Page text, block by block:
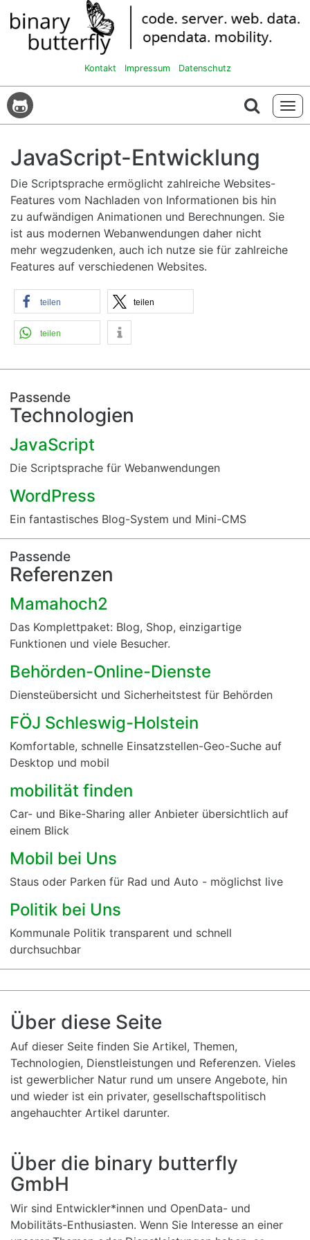
Kontakt Impressum Datenschutz
JavaScript-Entwicklung
Die Scriptsprache ermöglicht zahlreiche Websites-
Features vom Nachladen von Informationen bis hin
zu aufwändigen Animationen und Berechnungen. Sie
ist aus modernen Webanwendungen daher nicht
mehr wegzudenken, auch ich nutze sie für zahlreiche
Features auf verschiedenen Websites.
teilen teilen
teilen
Passende
Technologien
JavaScript
Die Scriptsprache für Webanwendungen
WordPress
Ein fantastisches Blog-System und Mini-CMS
Passende
Referenzen
Mamahoch2
Das Komplettpaket: Blog, Shop, einzigartige
Funktionen und viele Besucher.
Behörden-Online-Dienste
Diensteübersicht und Sicherheitstest für Behörden
FÖJ Schleswig-Holstein
Komfortable, schnelle Einsatzstellen-Geo-Suche auf
Desktop und mobil
mobilität finden
Car- und Bike-Sharing aller Anbieter übersichtlich auf
einem Blick
Mobil bei Uns
Staus oder Parken für Rad und Auto - möglichst live
Politik bei Uns
Kommunale Politik transparent und schnell
durchsuchbar
Über diese Seite
Auf dieser Seite finden Sie Artikel, Themen,
Technologien, Dienstleistungen und Referenzen. Vieles
ist gewerblicher Natur rund um unsere Angebote, hin
und wieder ist ein privater, gesellschaftspolitisch
angehauchter Artikel darunter.
Über die binary butterfly
GmbH
Wir sind Entwickler*innen und OpenData- und
Mobilitäts-Enthusiasten. Wenn Sie Interesse an einer